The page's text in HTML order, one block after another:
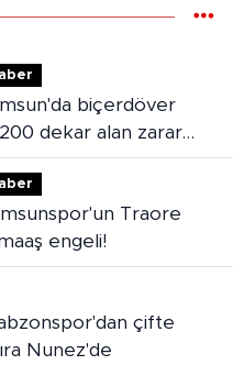
200 dekar alan zarar
engeli!
Nunez'de